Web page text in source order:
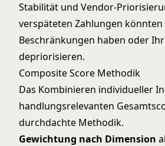
Stabilität und Vendor-
verspäteten Zahlungen könnten
Beschränkungen haben oder
depriorisieren.
Composite Score Methodik
Das Kombinieren individueller
handlungsrelevanten
durchdachte Methodik.
Gewichtung nach Dimension